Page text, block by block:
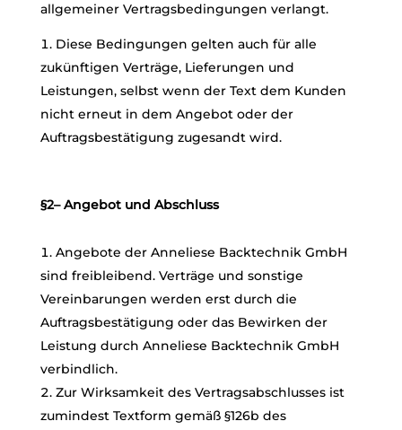
allgemeiner Vertragsbedingungen verlangt.
Diese Bedingungen gelten auch für alle
zukünftigen Verträge, Lieferungen und
Leistungen, selbst wenn der Text dem Kunden
nicht erneut in dem Angebot oder der
Auftragsbestätigung zugesandt wird.
§2– Angebot und Abschluss
Angebote der Anneliese Backtechnik GmbH
sind freibleibend. Verträge und sonstige
Vereinbarungen werden erst durch die
Auftragsbestätigung oder das Bewirken der
Leistung durch Anneliese Backtechnik GmbH
verbindlich.
Zur Wirksamkeit des Vertragsabschlusses ist
zumindest Textform gemäß §126b des